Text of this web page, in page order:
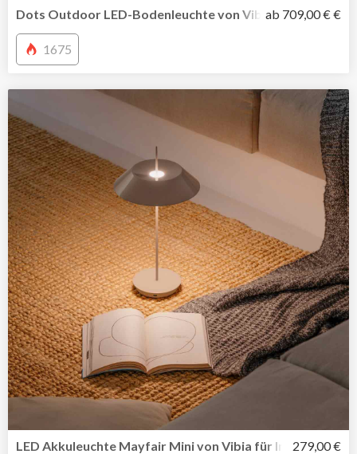
Dots Outdoor LED-Bodenleuchte von Vibia inszeniert
ab 709,00 € €
1675
LED Akkuleuchte Mayfair Mini von Vibia für In-Outdoor
279,00 €